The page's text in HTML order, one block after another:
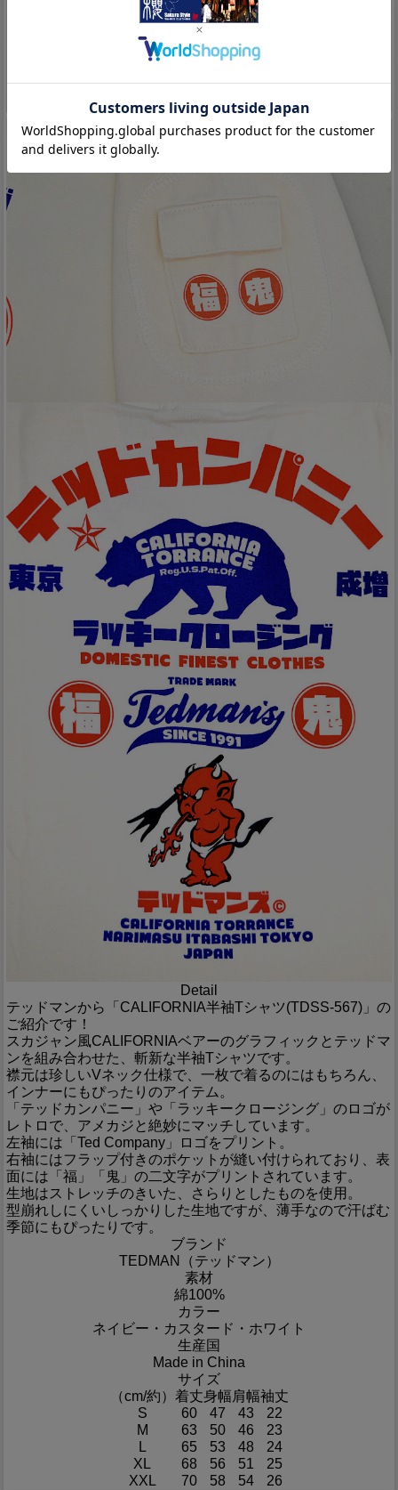
Detail
テッドマンから「CALIFORNIA半袖Tシャツ(TDSS-567)」の
ご紹介です！
スカジャン風CALIFORNIAベアーのグラフィックとテッドマ
ンを組み合わせた、斬新な半袖Tシャツです。
襟元は珍しいVネック仕様で、一枚で着るのにはもちろん、
インナーにもぴったりのアイテム。
「テッドカンパニー」や「ラッキークロージング」のロゴが
レトロで、アメカジと絶妙にマッチしています。
左袖には「Ted Company」ロゴをプリント。
右袖にはフラップ付きのポケットが縫い付けられており、表
面には「福」「鬼」の二文字がプリントされています。
生地はストレッチのきいた、さらりとしたものを使用。
型崩れしにくいしっかりした生地ですが、薄手なので汗ばむ
季節にもぴったりです。
ブランド
TEDMAN（テッドマン）
素材
綿100%
カラー
ネイビー・カスタード・ホワイト
生産国
Made in China
サイズ
（cm/約） 着丈身幅肩幅袖丈
S
60 47 43
22
M
63 50 46
23
L
65 53 48
24
XL
68 56 51
25
XXL
70 58 54 26